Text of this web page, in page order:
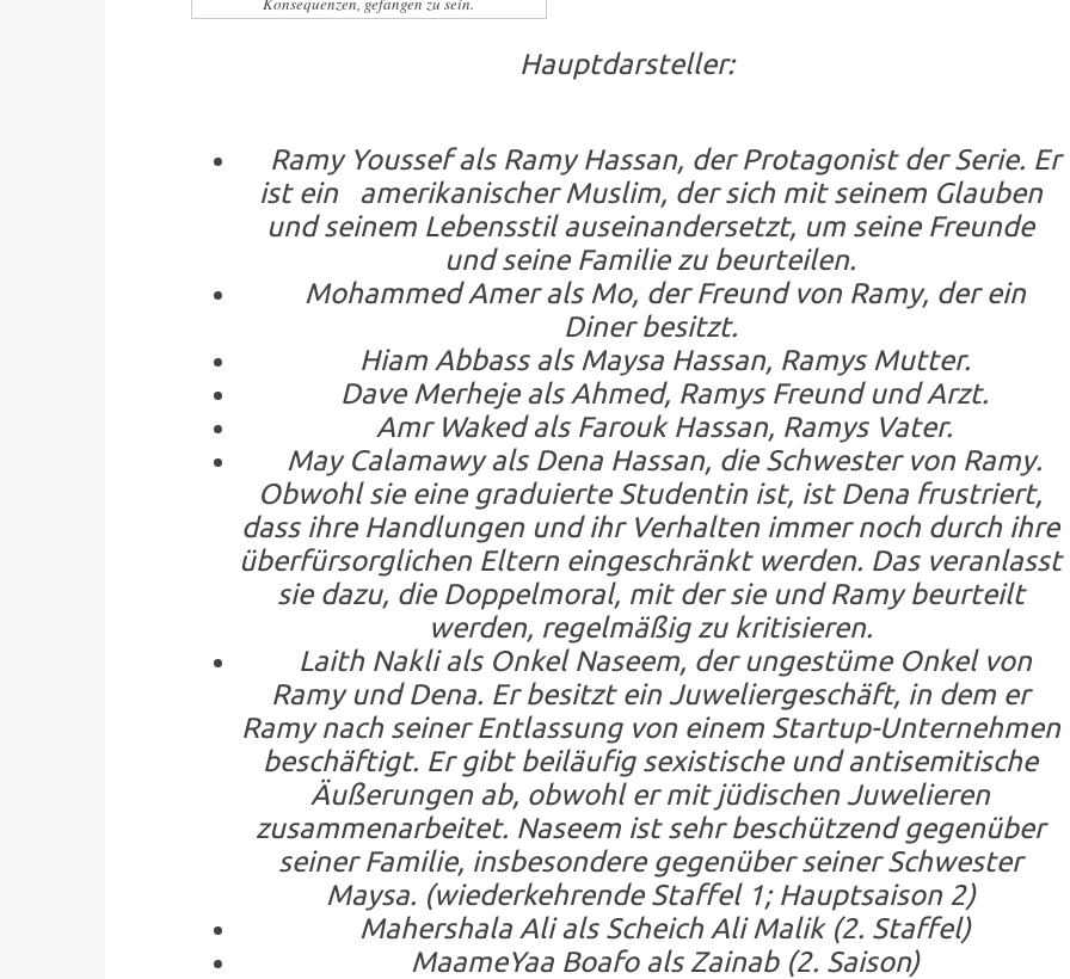
Hauptdarsteller:
Ramy Youssef als Ramy Hassan, der Protagonist der Serie. Er
ist ein amerikanischer Muslim, der sich mit seinem Glauben
und seinem Lebensstil auseinandersetzt, um seine Freunde
und seine Familie zu beurteilen.
Mohammed Amer als Mo, der Freund von Ramy, der ein
Diner besitzt.
Hiam Abbass als Maysa Hassan, Ramys Mutter.
Dave Merheje als Ahmed, Ramys Freund und Arzt.
Amr Waked als Farouk Hassan, Ramys Vater.
May Calamawy als Dena Hassan, die Schwester von Ramy.
Obwohl sie eine graduierte Studentin ist, ist Dena frustriert,
dass ihre Handlungen und ihr Verhalten immer noch durch ihre
überfürsorglichen Eltern eingeschränkt werden. Das veranlasst
sie dazu, die Doppelmoral, mit der sie und Ramy beurteilt
werden, regelmäßig zu kritisieren.
Laith Nakli als Onkel Naseem, der ungestüme Onkel von
Ramy und Dena. Er besitzt ein Juweliergeschäft, in dem er
Ramy nach seiner Entlassung von einem Startup-Unternehmen
beschäftigt. Er gibt beiläufig sexistische und antisemitische
Äußerungen ab, obwohl er mit jüdischen Juwelieren
zusammenarbeitet. Naseem ist sehr beschützend gegenüber
seiner Familie, insbesondere gegenüber seiner Schwester
Maysa. (wiederkehrende Staffel 1; Hauptsaison 2)
Mahershala Ali als Scheich Ali Malik (2. Staffel)
MaameYaa Boafo als Zainab (2. Saison)